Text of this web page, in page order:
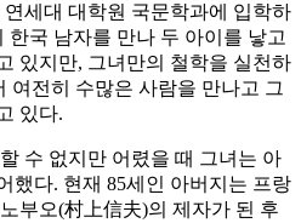
연세대 대학원 국문학과에 입학하
한국 남자를 만나 두 아이를 낳고
있지만, 그녀만의 철학을 실천하
여전히 수많은 사람을 만나고 그
있다.
수 없지만 어렸을 때 그녀는 아
했다. 현재 85세인 아버지는 프랑
부오(村上信夫)의 제자가 된 후